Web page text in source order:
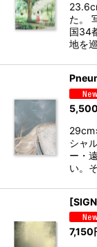
た。
国34
地を
5,500
シャ
ー・
い。
7,150